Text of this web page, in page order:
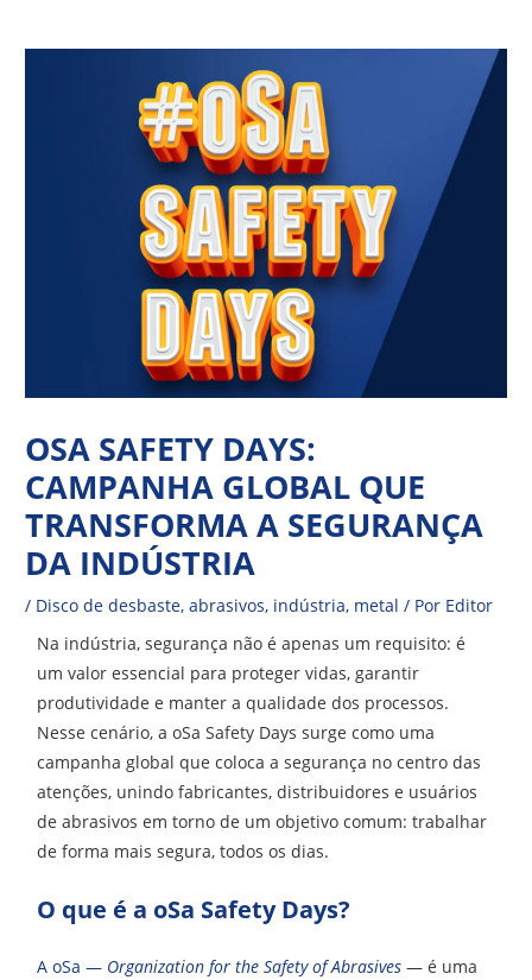
para
OSA SAFETY DAYS:
CAMPANHA GLOBAL QUE
TRANSFORMA A SEGURANÇA
DA INDÚSTRIA
/ Disco de desbaste,abrasivos, indústria, metal / Por Editor
Na indústria, segurança não é apenas um requisito: é
um valor essencial para proteger vidas, garantir
produtividade e manter a qualidade dos processos.
Nesse cenário, a oSa Safety Days surge como uma
campanha global que coloca a segurança no centro das
atenções, unindo fabricantes, distribuidores e usuários
de abrasivos em torno de um objetivo comum: trabalhar
de forma mais segura, todos os dias.
O que é a oSa Safety Days?
A oSa — Organization for the Safety of Abrasives — é uma